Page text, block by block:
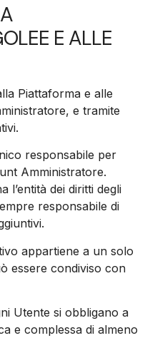
E ALLE
Piattaforma e alle
e tramite
responsabile per
Amministratore.
l’entità dei diritti degli
responsabile di
appartiene a un solo
essere condiviso con
Utente si obbligano a
e complessa di almeno